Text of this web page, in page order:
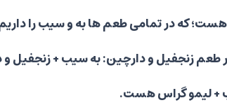
که در تمامی طعم ها به و سیب را
طعم زنجفیل و دارچین: به سیب + زنجفیل
+ لیمو گراس هست.